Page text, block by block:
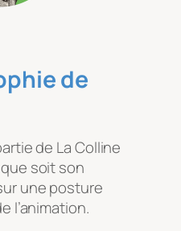
de
de La Colline
soit son
une posture
l’animation.